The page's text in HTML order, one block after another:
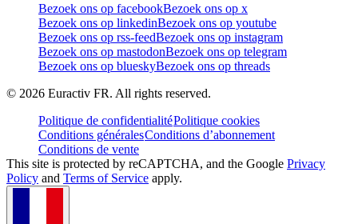
Bezoek ons op facebookBezoek ons op x
Bezoek ons op linkedinBezoek ons op youtube
Bezoek ons op rss-feedBezoek ons op instagram
Bezoek ons op mastodonBezoek ons op telegram
Bezoek ons op blueskyBezoek ons op threads
© 2026 Euractiv FR. All rights reserved.
Politique de confidentialitéPolitique cookies
Conditions généralesConditions d’abonnement
Conditions de vente
This site is protected by reCAPTCHA, and the Google Privacy
Policy and Terms of Service apply.